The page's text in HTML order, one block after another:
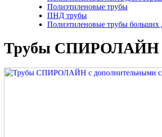
Полиэтиленовые трубы
ПНД трубы
Полиэтиленовые трубы
Трубы СПИРОЛАЙН с